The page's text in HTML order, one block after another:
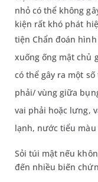
nhỏ có thể không
kiện rất khó phát
tiện Chẩn đoán
xuống ống mật chủ
có thể gây ra một số
phải/ vùng giữa
vai phải hoặc lưng,
lạnh, nước tiểu
Sỏi túi mật nếu
đến nhiều biến